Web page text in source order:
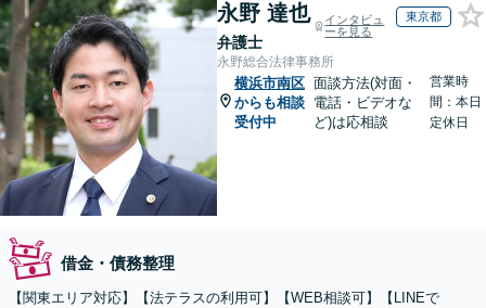
永野 達也
弁護士
インタビュ
ーを見る
東京都
永野総合法律事務所
横浜市南区
からも相談
受付中
面談方法(対面・
電話・ビデオな
ど)は応相談
営業時
間：本日
定休日
借金・債務整理
【関東エリア対応】【法テラスの利用可】【WEB相談可】【LINEで